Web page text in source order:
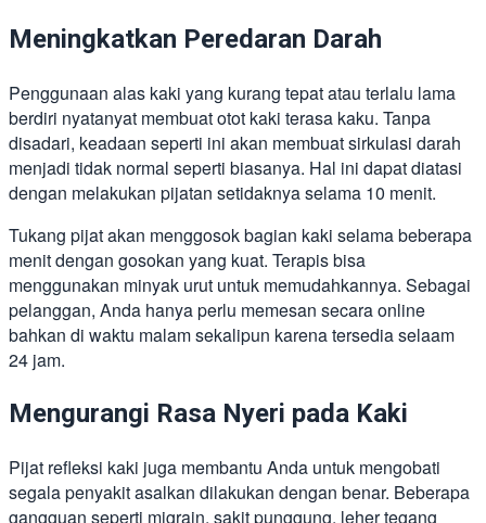
Meningkatkan Peredaran Darah
Penggunaan alas kaki yang kurang tepat atau terlalu lama
berdiri nyatanyat membuat otot kaki terasa kaku. Tanpa
disadari, keadaan seperti ini akan membuat sirkulasi darah
menjadi tidak normal seperti biasanya. Hal ini dapat diatasi
dengan melakukan pijatan setidaknya selama 10 menit.
Tukang pijat akan menggosok bagian kaki selama beberapa
menit dengan gosokan yang kuat. Terapis bisa
menggunakan minyak urut untuk memudahkannya. Sebagai
pelanggan, Anda hanya perlu memesan secara online
bahkan di waktu malam sekalipun karena tersedia selaam
24 jam.
Mengurangi Rasa Nyeri pada Kaki
Pijat refleksi kaki juga membantu Anda untuk mengobati
segala penyakit asalkan dilakukan dengan benar. Beberapa
gangguan seperti migrain, sakit punggung, leher tegang